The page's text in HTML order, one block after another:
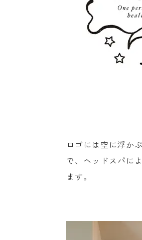
ロゴには空に浮か
で、ヘッドスパに
ます。